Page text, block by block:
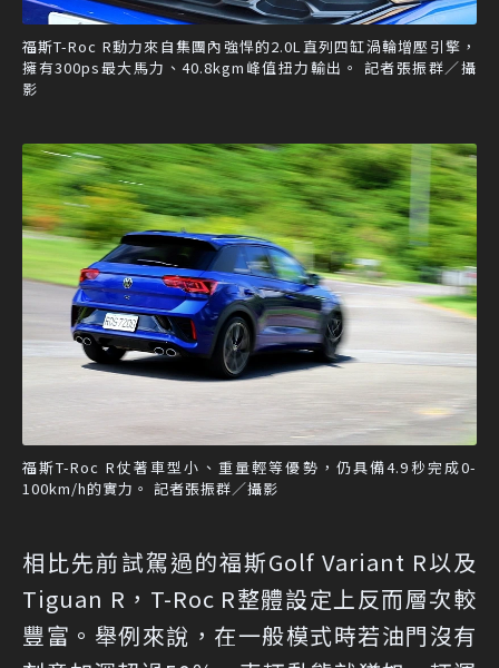
福斯T-Roc R動力來自集團內強悍的2.0L直列四缸渦輪增壓引擎，
擁有300ps最大馬力、40.8kgm峰值扭力輸出。 記者張振群／攝
影
福斯T-Roc R仗著車型小、重量輕等優勢，仍具備4.9秒完成0-
100km/h的實力。 記者張振群／攝影
相比先前試駕過的福斯Golf Variant R以及
Tiguan R，T-Roc R整體設定上反而層次較
豐富。舉例來說，在一般模式時若油門沒有